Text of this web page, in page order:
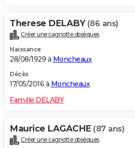
Therese DELABY (86 ans)
Créer une cagnotte obsèques
Naissance
28/08/1929 à Moncheaux
Décès
17/05/2016 à Moncheaux
Famille DELABY
Maurice LAGACHE (87 ans)
Créer une cagnotte obsèques